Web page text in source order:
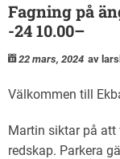
Fagning på
-24 10.00–
22 mars, 2024 av
Välkommen till
Martin siktar på att
redskap. Parkera